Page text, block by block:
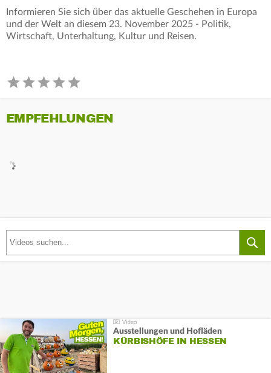
Informieren Sie sich über das aktuelle Geschehen in Europa
und der Welt an diesem 23. November 2025 - Politik,
Wirtschaft, Unterhaltung, Kultur und Reisen.
EMPFEHLUNGEN
Ausstellungen und Hofläden
KÜRBISHÖFE IN HESSEN